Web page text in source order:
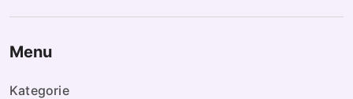
Menu
Kategorie